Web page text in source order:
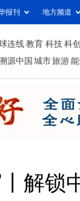
报刊 地方频道
连线 教育 科技 科创
源中国 城市旅游
解锁